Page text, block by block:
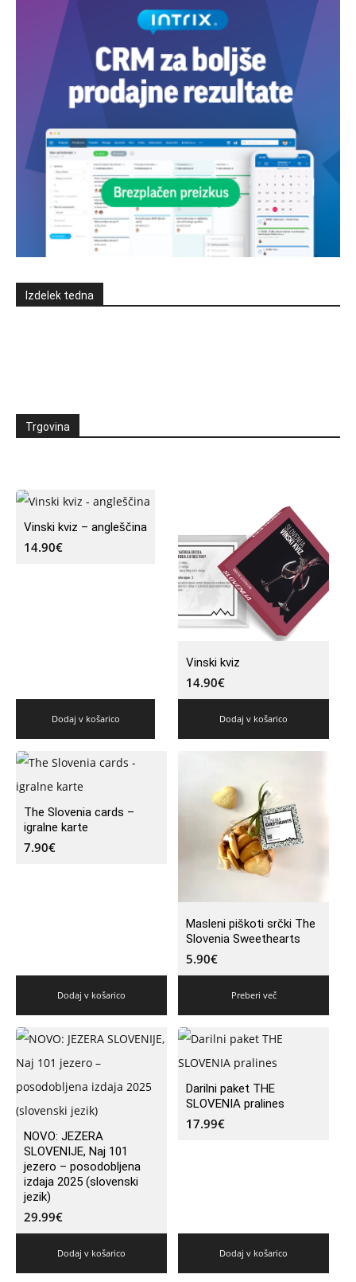
Izdelek tedna
Trgovina
Vinski kviz – angleščina
14.90€
Dodaj v košarico
Vinski kviz
14.90€
Dodaj v košarico
The Slovenia cards –
igralne karte
7.90€
Dodaj v košarico
Masleni piškoti srčki The
Slovenia Sweethearts
5.90€
Preberi več
NOVO: JEZERA
SLOVENIJE, Naj 101
jezero – posodobljena
izdaja 2025 (slovenski
jezik)
29.99€
Dodaj v košarico
Darilni paket THE
SLOVENIA pralines
17.99€
Dodaj v košarico